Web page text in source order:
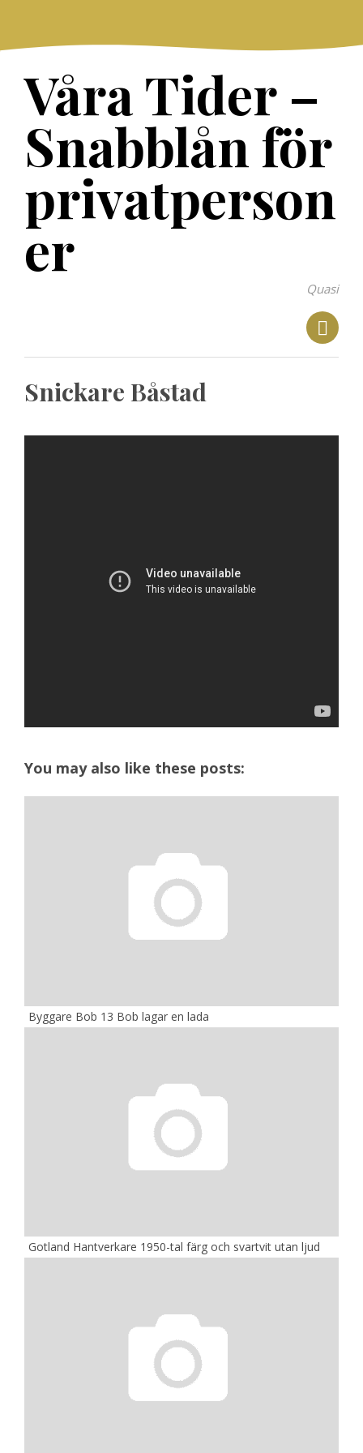
content
Våra Tider –
Snabblån för
privatperson
er
Quasi
Snickare Båstad
You may also like these posts:
Byggare Bob 13 Bob lagar en lada
Gotland Hantverkare 1950-tal färg och svartvit utan ljud